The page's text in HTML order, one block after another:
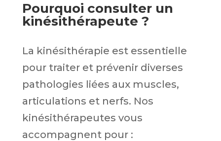
Pourquoi consulter un
kinésithérapeute ?
La kinésithérapie est essentielle
pour traiter et prévenir diverses
pathologies liées aux muscles,
articulations et nerfs. Nos
kinésithérapeutes vous
accompagnent pour :